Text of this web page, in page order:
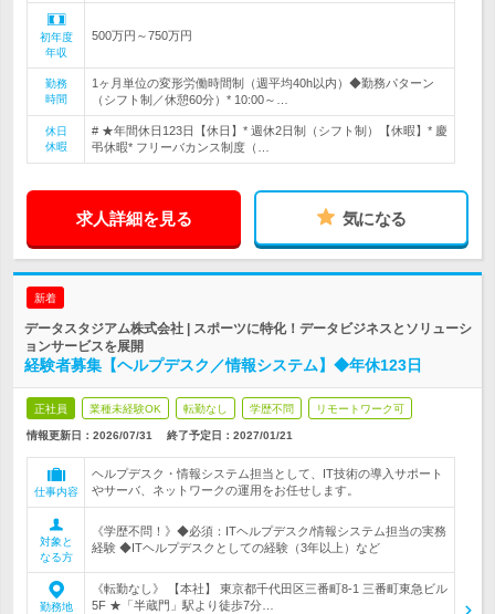
初年度
年収
500万円～750万円
勤務
時間
1ヶ月単位の変形労働時間制（週平均40h以内）◆勤務パターン
（シフト制／休憩60分）* 10:00～…
休日
休暇
# ★年間休日123日【休日】* 週休2日制（シフト制）【休暇】* 慶
弔休暇* フリーバカンス制度（…
求人詳細を見る 気になる
新着
データスタジアム株式会社 | スポーツに特化！データビジネスとソリューシ
ョンサービスを展開
経験者募集【ヘルプデスク／情報システム】◆年休123日
正社員 業種未経験OK 転勤なし 学歴不問 リモートワーク可
情報更新日：2026/07/31 終了予定日： 2027/01/21
仕事内容
ヘルプデスク・情報システム担当として、IT技術の導入サポート
やサーバ、ネットワークの運用をお任せします。
対象と
なる方
《学歴不問！》◆必須：ITヘルプデスク/情報システム担当の実務
経験 ◆ITヘルプデスクとしての経験（3年以上）など
勤務地
《転勤なし》 【本社】 東京都千代田区三番町8-1 三番町東急ビル
5F ★「半蔵門」駅より徒歩7分…